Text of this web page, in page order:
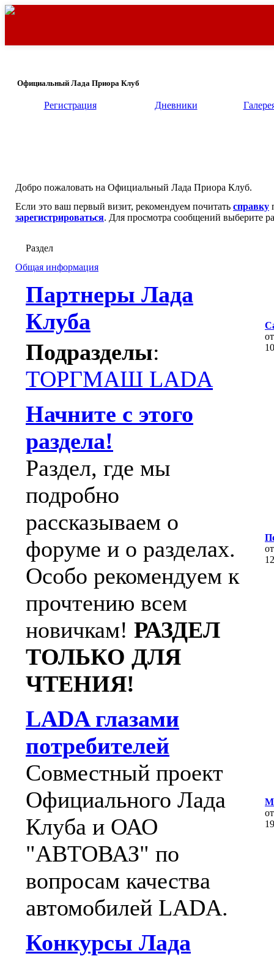
Официальный Лада Приора Клуб
Регистрация Дневники
Добро пожаловать на Официальный Лада Приора Клуб.
Если это ваш первый визит, рекомендуем почитать справку
зарегистрироваться. Для просмотра сообщений выберите
Раздел
Общая информация
Партнеры Лада
Клуба
Подразделы:
ТОРГМАШ LADA
Начните с этого
раздела!
Раздел, где мы
подробно
рассказываем о
форуме и о разделах.
Особо рекомендуем к
прочтению всем
новичкам! РАЗДЕЛ
ТОЛЬКО ДЛЯ
ЧТЕНИЯ!
LADA глазами
потребителей
Совместный проект
Официального Лада
Клуба и ОАО
"АВТОВАЗ" по
вопросам качества
автомобилей LADA.
Конкурсы Лада